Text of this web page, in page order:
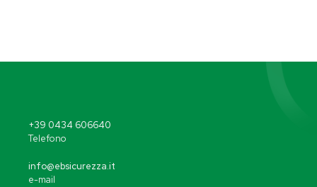
+39 0434 606640
Telefono
info@ebsicurezza.it
e-mail